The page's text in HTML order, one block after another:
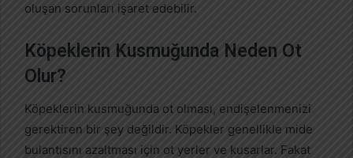
oluşan sorunları işaret edebilir.
Köpeklerin Kusmuğunda Neden Ot
Olur?
Köpeklerin kusmuğunda ot olması, endişelenmenizi
gerektiren bir şey değildir. Köpekler genellikle mide
bulantısını azaltması için ot yerler ve kusarlar. Fakat